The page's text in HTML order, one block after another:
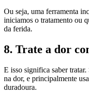
Ou seja, uma ferramenta
iniciamos o tratamento ou
da ferida.
8. Trate a dor
E isso significa saber tratar.
na dor, e principalmente
duradoura.